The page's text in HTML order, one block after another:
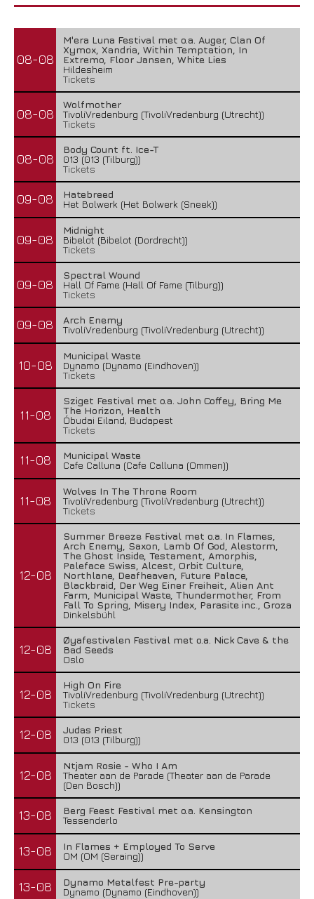
08-08
M'era Luna Festival met o.a. Auger, Clan Of
Xymox, Xandria, Within Temptation, In
Extremo, Floor Jansen, White Lies
Hildesheim
Tickets
08-08
Wolfmother
TivoliVredenburg (TivoliVredenburg (Utrecht))
Tickets
08-08
Body Count ft. Ice-T
013 (013 (Tilburg))
Tickets
09-08
Hatebreed
Het Bolwerk (Het Bolwerk (Sneek))
09-08
Midnight
Bibelot (Bibelot (Dordrecht))
Tickets
09-08
Spectral Wound
Hall Of Fame (Hall Of Fame (Tilburg))
Tickets
09-08
Arch Enemy
TivoliVredenburg (TivoliVredenburg (Utrecht))
10-08
Municipal Waste
Dynamo (Dynamo (Eindhoven))
Tickets
11-08
Sziget Festival met o.a. John Coffey, Bring Me
The Horizon, Health
Óbudai Eiland, Budapest
Tickets
11-08
Municipal Waste
Cafe Calluna (Cafe Calluna (Ommen))
11-08
Wolves In The Throne Room
TivoliVredenburg (TivoliVredenburg (Utrecht))
Tickets
12-08
Summer Breeze Festival met o.a. In Flames,
Arch Enemy, Saxon, Lamb Of God, Alestorm,
The Ghost Inside, Testament, Amorphis,
Paleface Swiss, Alcest, Orbit Culture,
Northlane, Deafheaven, Future Palace,
Blackbraid, Der Weg Einer Freiheit, Alien Ant
Farm, Municipal Waste, Thundermother, From
Fall To Spring, Misery Index, Parasite inc., Groza
Dinkelsbühl
12-08
Øyafestivalen Festival met o.a. Nick Cave & the
Bad Seeds
Oslo
12-08
High On Fire
TivoliVredenburg (TivoliVredenburg (Utrecht))
Tickets
12-08
Judas Priest
013 (013 (Tilburg))
12-08
Ntjam Rosie - Who I Am
Theater aan de Parade (Theater aan de Parade
(Den Bosch))
13-08
Berg Feest Festival met o.a. Kensington
Tessenderlo
13-08
In Flames + Employed To Serve
OM (OM (Seraing))
13-08
Dynamo Metalfest Pre-party
Dynamo (Dynamo (Eindhoven))